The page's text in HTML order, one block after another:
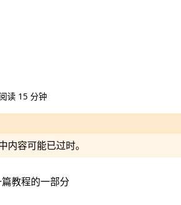
读 15 分钟
内容可能已过时。
教程的一部分